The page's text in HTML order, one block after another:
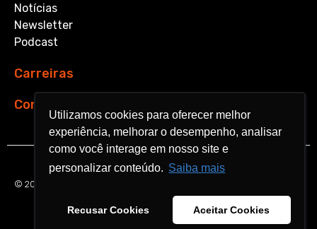
Utilizamos cookies para oferecer melhor
experiência, melhorar o desempenho, analisar
como você interage em nosso site e
personalizar conteúdo. Saiba mais
Recusar Cookies Aceitar Cookies
Utilizamos cookies para oferecer melhor
experiência, melhorar o desempenho, analisar
como você interage em nosso site e
personalizar conteúdo. Saiba mais
Recusar Cookies Aceitar Cookies
Notícias
Newsletter
Podcast
Carreiras
Contato
© 2026 Aquarela Analytics. All rights reserved.